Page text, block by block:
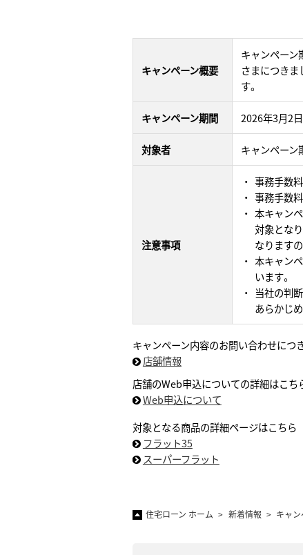
キャンペーン概要
キャンペーン
さまにつきま
す。
キャンペーン期間 2026年3月2日
対象者 キャンペーン
注意事項
事務手数
事務手数
本キャン
対象とな
なります
本キャン
います。
当社の判
あらかじ
キャンペーン内容のお問い合わせにつ
店舗情報
店舗のWeb申込についての詳細はこち
Web申込について
対象となる商品の詳細ページはこちら
フラット35
スーパーフラット
住宅ローン ホーム 新着情報 キャン